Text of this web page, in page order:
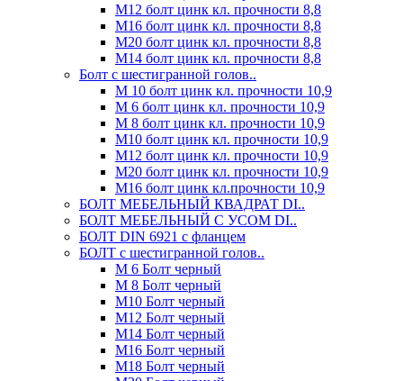
М12 болт цинк кл. прочности 8,8
М16 болт цинк кл. прочности 8,8
М20 болт цинк кл. прочности 8,8
М14 болт цинк кл. прочности 8,8
Болт с шестигранной голов..
М 10 болт цинк кл. прочности 10,9
М 6 болт цинк кл. прочности 10,9
М 8 болт цинк кл. прочности 10,9
М10 болт цинк кл. прочности 10,9
М12 болт цинк кл. прочности 10,9
М20 болт цинк кл. прочности 10,9
М16 болт цинк кл.прочности 10,9
БОЛТ МЕБЕЛЬНЫЙ КВАДРАТ DI..
БОЛТ МЕБЕЛЬНЫЙ С УСОМ DI..
БОЛТ DIN 6921 c фланцем
БОЛТ с шестигранной голов..
М 6 Болт черный
М 8 Болт черный
М10 Болт черный
М12 Болт черный
М14 Болт черный
М16 Болт черный
М18 Болт черный